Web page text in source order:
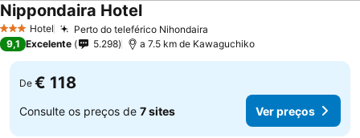
3 EstrelasHotel Perto do teleférico Nihondaira
Nippondaira Hotel
9,1 Excelente 5.298 a 7.5 km de Kawaguchiko
De € 118
Consulte os preços de 7 sites Ver preços